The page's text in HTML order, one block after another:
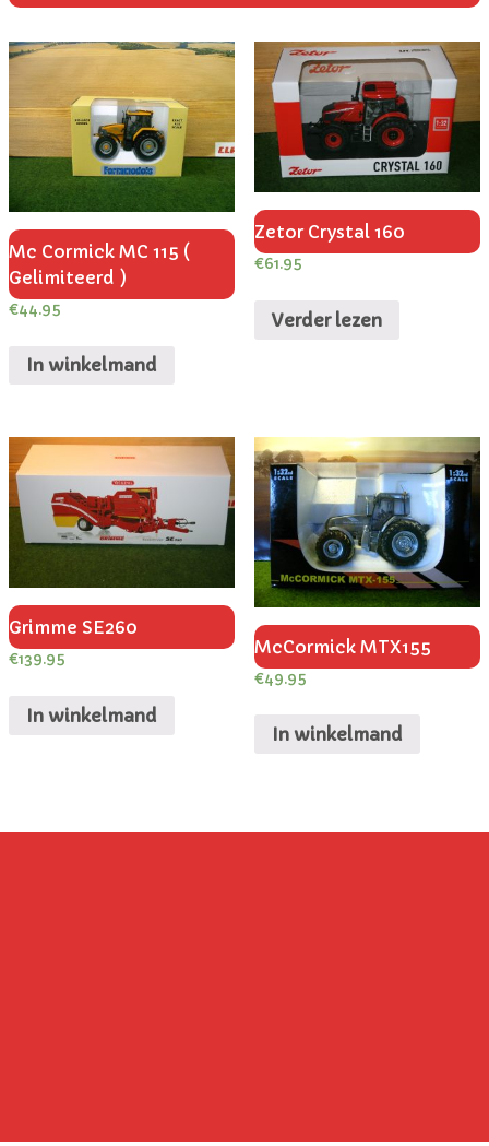
Mc Cormick MC 115 (
Gelimiteerd )
€44.95
In winkelmand
Zetor Crystal 160
€61.95
Verder lezen
Grimme SE260
€139.95
In winkelmand
McCormick MTX155
€49.95
In winkelmand